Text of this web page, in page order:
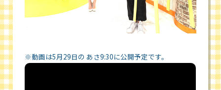
※動画は5月29日の あさ9:30に公開予定です。